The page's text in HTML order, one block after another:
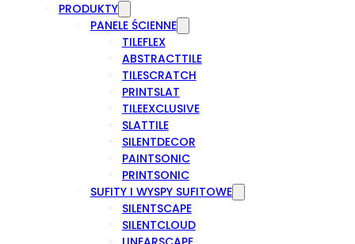
PRODUKTY
PANELE ŚCIENNE
TILEFLEX
ABSTRACTTILE
TILESCRATCH
PRINTSLAT
TILEEXCLUSIVE
SLATTILE
SILENTDECOR
PAINTSONIC
PRINTSONIC
SUFITY I WYSPY SUFITOWE
SILENTSCAPE
SILENTCLOUD